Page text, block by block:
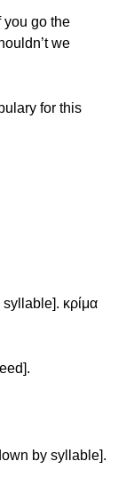
you go the
we
for this
κρίμα
by syllable].